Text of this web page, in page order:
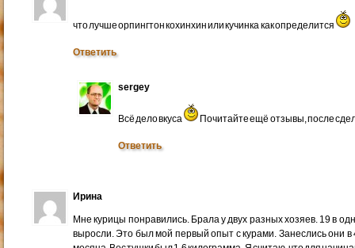
что лучше орпингтон кохинхин или кучинка как определится
Ответить
sergey
Всё дело вкуса Почитайте ещё отзывы, после
Ответить
Ирина
Мне курицы понравились. Брала у двух разных хозяев. 19 в
выросли. Это был мой первый опыт с курами. Занеслись они